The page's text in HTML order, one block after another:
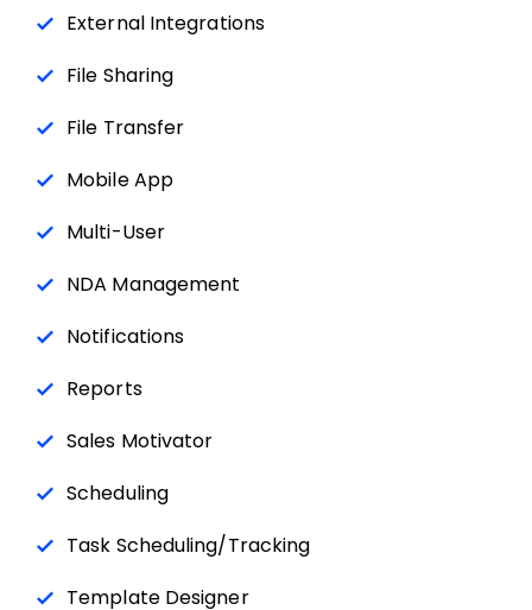
External Integrations
File Sharing
File Transfer
Mobile App
Multi-User
NDA Management
Notifications
Reports
Sales Motivator
Scheduling
Task Scheduling/Tracking
Template Designer